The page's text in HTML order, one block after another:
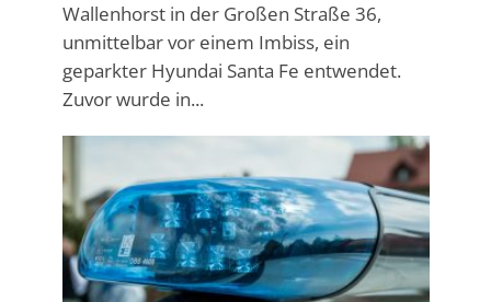
Wallenhorst in der Großen Straße 36,
unmittelbar vor einem Imbiss, ein
geparkter Hyundai Santa Fe entwendet.
Zuvor wurde in...